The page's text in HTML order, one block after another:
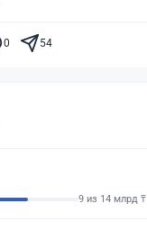
0 54
9 из 14 млрд ₸